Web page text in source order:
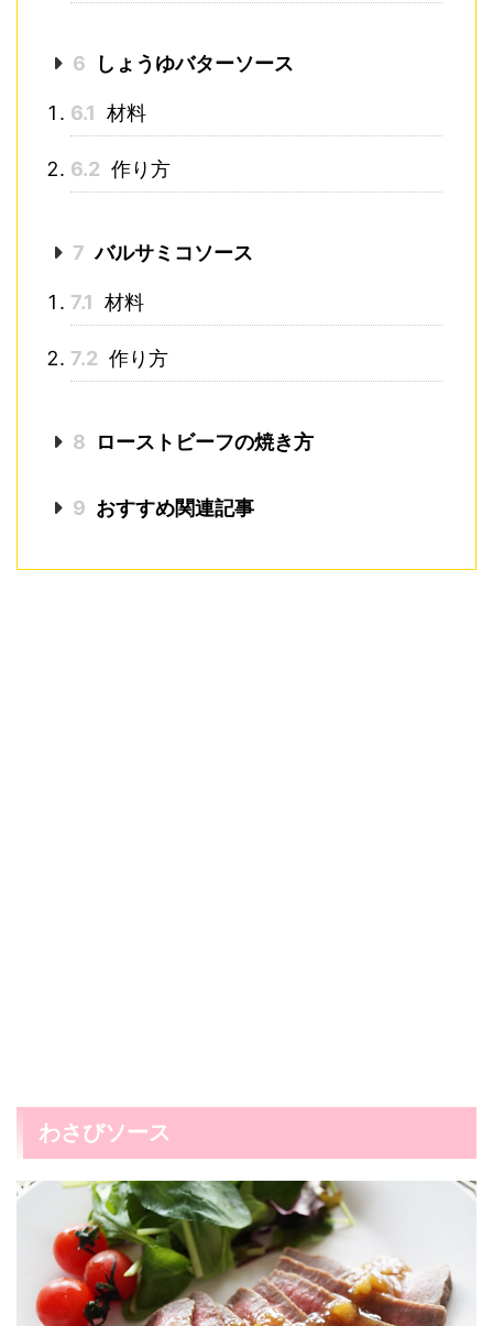
6 しょうゆバターソース
6.1 材料
6.2 作り方
7 バルサミコソース
7.1 材料
7.2 作り方
8 ローストビーフの焼き方
9 おすすめ関連記事
わさびソース